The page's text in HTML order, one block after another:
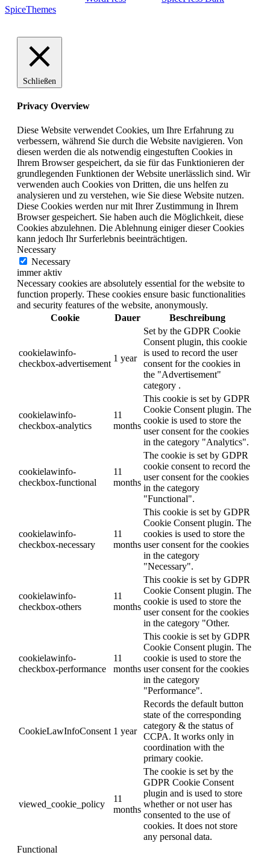
SpiceThemes
Schließen
Privacy Overview
Diese Website verwendet Cookies, um Ihre Erfahrung zu
verbessern, während Sie durch die Website navigieren. Von
diesen werden die als notwendig eingestuften Cookies in
Ihrem Browser gespeichert, da sie für das Funktionieren der
grundlegenden Funktionen der Website unerlässlich sind. Wir
verwenden auch Cookies von Dritten, die uns helfen zu
analysieren und zu verstehen, wie Sie diese Website nutzen.
Diese Cookies werden nur mit Ihrer Zustimmung in Ihrem
Browser gespeichert. Sie haben auch die Möglichkeit, diese
Cookies abzulehnen. Die Ablehnung einiger dieser Cookies
kann jedoch Ihr Surferlebnis beeinträchtigen.
Necessary
Necessary
immer aktiv
Necessary cookies are absolutely essential for the website to
function properly. These cookies ensure basic functionalities
and security features of the website, anonymously.
Cookie
Dauer Beschreibung
cookielawinfo-
checkbox-advertisement
1 year
Set by the GDPR Cookie
Consent plugin, this cookie
is used to record the user
consent for the cookies in
the "Advertisement"
category .
cookielawinfo-
checkbox-analytics
11
months
This cookie is set by GDPR
Cookie Consent plugin. The
cookie is used to store the
user consent for the cookies
in the category "Analytics".
cookielawinfo-
checkbox-functional
11
months
The cookie is set by GDPR
cookie consent to record the
user consent for the cookies
in the category
"Functional".
cookielawinfo-
checkbox-necessary
11
months
This cookie is set by GDPR
Cookie Consent plugin. The
cookies is used to store the
user consent for the cookies
in the category
"Necessary".
cookielawinfo-
checkbox-others
11
months
This cookie is set by GDPR
Cookie Consent plugin. The
cookie is used to store the
user consent for the cookies
in the category "Other.
cookielawinfo-
checkbox-performance
11
months
This cookie is set by GDPR
Cookie Consent plugin. The
cookie is used to store the
user consent for the cookies
in the category
"Performance".
CookieLawInfoConsent 1 year
Records the default button
state of the corresponding
category & the status of
CCPA. It works only in
coordination with the
primary cookie.
viewed_cookie_policy
11
months
The cookie is set by the
GDPR Cookie Consent
plugin and is used to store
whether or not user has
consented to the use of
cookies. It does not store
any personal data.
Functional